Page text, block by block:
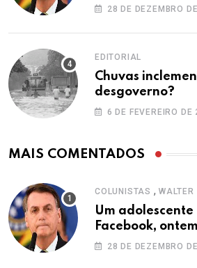
28 DE DEZEMBRO
EDITORIAL
Chuvas
desgoverno?
6 DE FEVEREIRO DE
MAIS COMENTADOS
COLUNISTAS ,
Um
Facebook,
28 DE DEZEMBRO